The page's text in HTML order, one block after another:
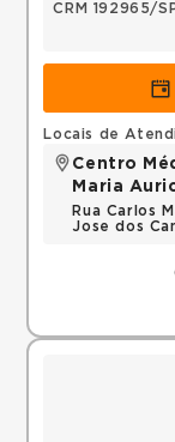
CRM 192965/
Locais de
Centro
Maria
Rua Carlos
Jose dos